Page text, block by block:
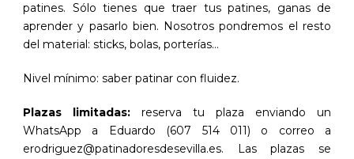
patines. Sólo tienes que traer tus patines, ganas de
aprender y pasarlo bien. Nosotros pondremos el resto
del material: sticks, bolas, porterías…
Nivel mínimo: saber patinar con fluidez.
Plazas limitadas: reserva tu plaza enviando un
WhatsApp a Eduardo (607 514 011) o correo a
erodriguez@patinadoresdesevilla.es. Las plazas se